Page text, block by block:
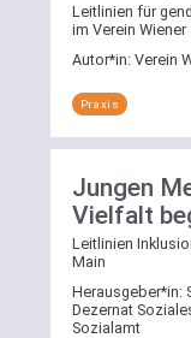
Leitlinien für
im Verein
Autor*in: Verein
Praxis
Jungen
Vielfalt
Leitlinien
Main
Herausgeber*in:
Dezernat
Sozialamt